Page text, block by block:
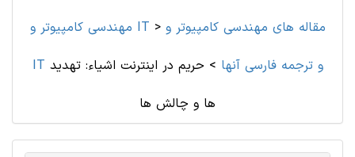
مهندسی کامپیوتر و IT > مقاله های مهندسی کامپیوتر و
IT و ترجمه فارسی آنها > حریم در اینترنت اشیاء: تهدید
ها و چالش ها